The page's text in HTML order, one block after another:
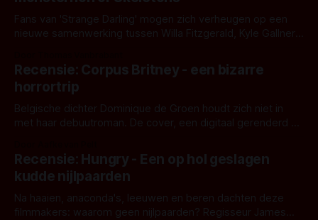
Fans van 'Strange Darling' mogen zich verheugen op een
nieuwe samenwerking tussen Willa Fitzgerald, Kyle Gallner
'Skeletons', een nieuwe creature feature waarvoor de
opnames zijn gestart in Australië.
Recensie: Corpus Britney - een bizarre
horrortrip
Belgische dichter Dominique de Groen houdt zich niet in
met haar debuutroman. De cover, een digitaal gerenderd en
achtergrond, belooft iets kleurrijks maar onheilspellends,
iets ongrijpbaars. En dat maakt De Groen met ieder woord
waar.
Recensie: Hungry - Een op hol geslagen
kudde nijlpaarden
Na haaien, anaconda's, leeuwen en beren dachten deze
filmmakers: waarom geen nijlpaarden? Regisseur James